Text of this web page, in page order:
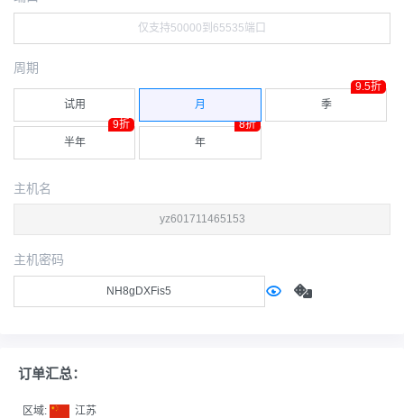
周期
试用 月 季
9.5折
半年
9折
年
8折
主机名
主机密码
订单汇总：
区域: 江苏